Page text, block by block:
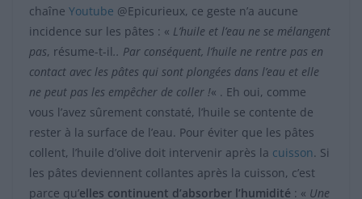
chaîne Youtube @Epicurieux, ce geste n’a aucune
incidence sur les pâtes : « L’huile et l’eau ne se mélangent
pas, résume-t-il.. Par conséquent, l’huile ne rentre pas en
contact avec les pâtes qui sont plongées dans l’eau et elle
ne peut pas les empêcher de coller !« . Eh oui, comme
vous l’avez sûrement constaté, l’huile se contente de
rester à la surface de l’eau. Pour éviter que les pâtes
collent, l’huile d’olive doit intervenir après la cuisson. Si
les pâtes deviennent collantes après la cuisson, c’est
parce qu’elles continuent d’absorber l’humidité : « Une